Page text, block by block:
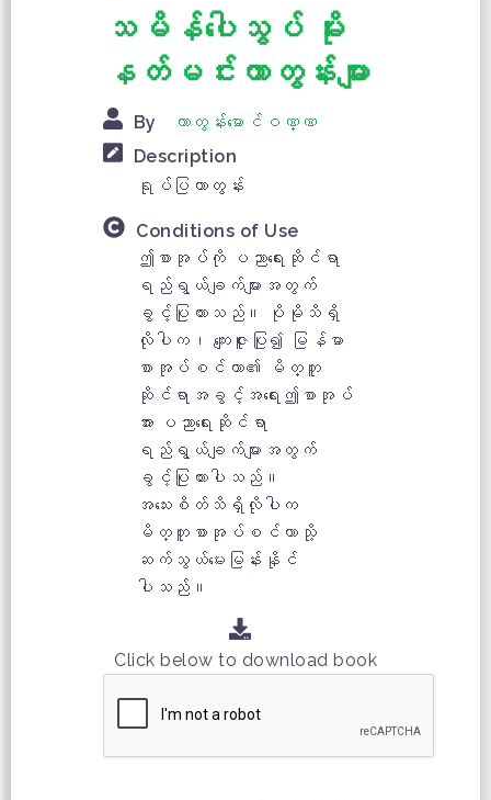
သမိန်ပေါသွပ် မိုး
နတ်မင်းကာတွန်းများ
By
ကာတွန်း‌မောင်ဝဏ္ဏ
Description
ရုပ်ပြကာတွန်း
Conditions of Use
ဤစာအုပ်ကို ပညာရေးဆိုင်ရာ
ရည်ရွယ်ချက်များအတွက်
ခွင့်ပြုထားသည်။ ပိုမိုသိရှိ
လိုပါက၊ ကျေးဇူးပြု၍ မြန်မာ
စာအုပ်စင်တာ၏ မိတ္တူ
ဆိုင်ရာအခွင့်အရေးဤစာအုပ်
အား ပညာရေးဆိုင်ရာ
ရည်ရွယ်ချက်များအတွက်
ခွင့်ပြုထားပါသည်။
အသေးစိတ်သိရှိလိုပါက
မိတ္တူစာအုပ်စင်တာသို့
ဆက်သွယ်မေးမြန်းနိုင်
ပါသည်။
Click below to download book